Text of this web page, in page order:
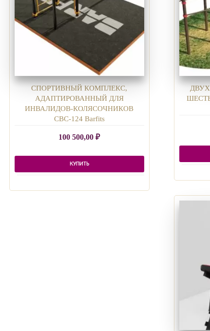
СПОРТИВНЫЙ КОМПЛЕКС,
АДАПТИРОВАННЫЙ ДЛЯ
ИНВАЛИДОВ-КОЛЯСОЧНИКОВ
СВС-124 Barfits
100 500,00₽
КУПИТЬ